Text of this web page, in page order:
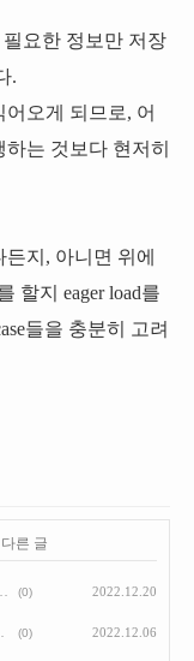
요한 정보만 저장
.
오게 되므로, 어
는 것보다 현저히
지, 아니면 위에
할지 eager load를
들을 충분히 고려
른 글
PROJECT4 : FILE SYSTEM) (0) 2022.12.20
MEMORY) (0) 2022.12.06